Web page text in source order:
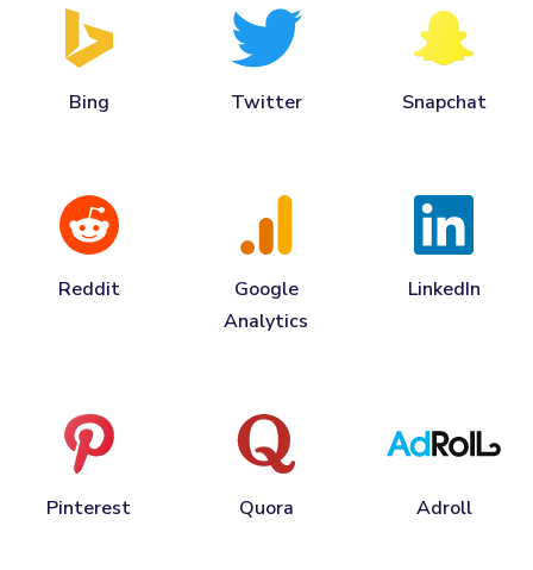
Bing Twitter Snapchat
Reddit
Google
Analytics
LinkedIn
Pinterest Quora Adroll